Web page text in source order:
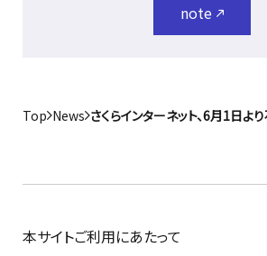
note
Top News さくらインターネット、6月1日
本サイトご利用にあたって